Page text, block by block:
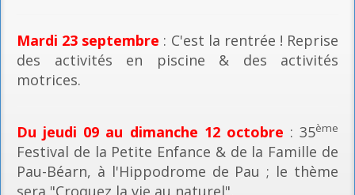
Mardi 23 septembre : C'est la rentrée ! Reprise
des activités en piscine & des activités
motrices.
Du jeudi 09 au dimanche 12 octobre : 35ème
Festival de la Petite Enfance & de la Famille de
Pau-Béarn, à l'Hippodrome de Pau ; le thème
sera "Croquez la vie au naturel".